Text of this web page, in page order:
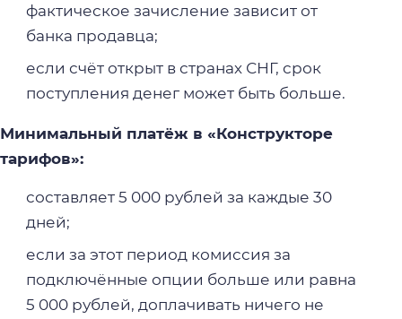
фактическое зачисление зависит от
банка продавца;
если счёт открыт в странах СНГ, срок
поступления денег может быть больше.
Минимальный платёж в «Конструкторе
тарифов»:
составляет 5 000 рублей за каждые 30
дней;
если за этот период комиссия за
подключённые опции больше или равна
5 000 рублей, доплачивать ничего не